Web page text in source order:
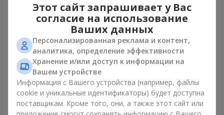
Букет "Kamaliya"
3 412 грн
Букет "Moon Dance"
2 656 грн
Этот сайт запрашивает у Вас
согласие на использование
Ваших данных
Персонализированная реклама и контент,
аналитика, определение эффективности
Хранение и/или доступ к информации на
Вашем устройстве
Информация с Вашего устройства (например, файлы
cookie и уникальные идентификаторы) будет доступна
поставщикам. Кроме того, они, а также этот сайт или